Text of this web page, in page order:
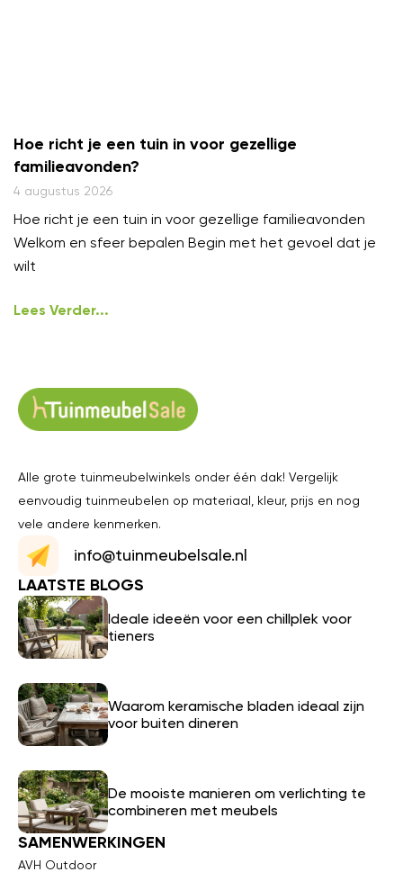
Hoe richt je een tuin in voor gezellige
familieavonden?
4 augustus 2026
Hoe richt je een tuin in voor gezellige familieavonden
Welkom en sfeer bepalen Begin met het gevoel dat je
wilt
Lees Verder...
Alle grote tuinmeubelwinkels onder één dak! Vergelijk
eenvoudig tuinmeubelen op materiaal, kleur, prijs en nog
vele andere kenmerken.
info@tuinmeubelsale.nl
LAATSTE BLOGS
Ideale ideeën voor een chillplek voor
tieners
Waarom keramische bladen ideaal zijn
voor buiten dineren
De mooiste manieren om verlichting te
combineren met meubels
SAMENWERKINGEN
AVH Outdoor